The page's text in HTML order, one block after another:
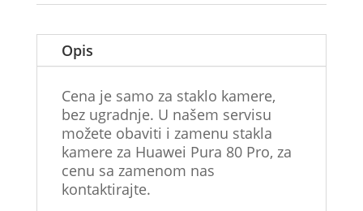
Pro
Opis
Cena je samo za staklo kamere,
bez ugradnje. U našem servisu
možete obaviti i zamenu stakla
kamere za Huawei Pura 80 Pro, za
cenu sa zamenom nas
kontaktirajte.